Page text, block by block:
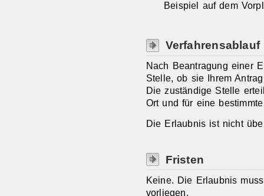
Beispiel auf dem
Verfahrensablauf
Nach Beantragung einer
Stelle, ob sie Ihrem
Die zuständige Stelle
Ort und für eine
Die Erlaubnis ist nicht
Fristen
Keine. Die Erlaubnis
vorliegen.